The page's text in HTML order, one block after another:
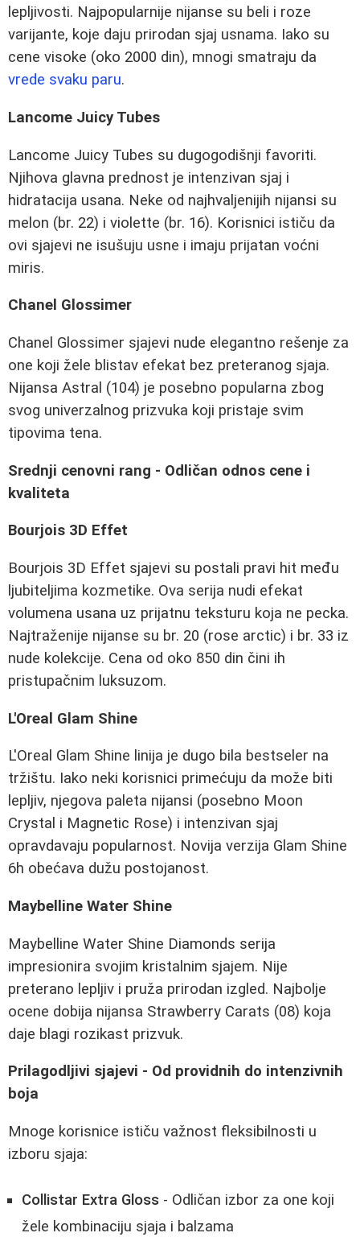
lepljivosti. Najpopularnije nijanse su beli i roze
varijante, koje daju prirodan sjaj usnama. Iako su
cene visoke (oko 2000 din), mnogi smatraju da
vrede svaku paru.
Lancome Juicy Tubes
Lancome Juicy Tubes su dugogodišnji favoriti.
Njihova glavna prednost je intenzivan sjaj i
hidratacija usana. Neke od najhvaljenijih nijansi su
melon (br. 22) i violette (br. 16). Korisnici ističu da
ovi sjajevi ne isušuju usne i imaju prijatan voćni
miris.
Chanel Glossimer
Chanel Glossimer sjajevi nude elegantno rešenje za
one koji žele blistav efekat bez preteranog sjaja.
Nijansa Astral (104) je posebno popularna zbog
svog univerzalnog prizvuka koji pristaje svim
tipovima tena.
Srednji cenovni rang - Odličan odnos cene i
kvaliteta
Bourjois 3D Effet
Bourjois 3D Effet sjajevi su postali pravi hit među
ljubiteljima kozmetike. Ova serija nudi efekat
volumena usana uz prijatnu teksturu koja ne pecka.
Najtraženije nijanse su br. 20 (rose arctic) i br. 33 iz
nude kolekcije. Cena od oko 850 din čini ih
pristupačnim luksuzom.
L'Oreal Glam Shine
L'Oreal Glam Shine linija je dugo bila bestseler na
tržištu. Iako neki korisnici primećuju da može biti
lepljiv, njegova paleta nijansi (posebno Moon
Crystal i Magnetic Rose) i intenzivan sjaj
opravdavaju popularnost. Novija verzija Glam Shine
6h obećava dužu postojanost.
Maybelline Water Shine
Maybelline Water Shine Diamonds serija
impresionira svojim kristalnim sjajem. Nije
preterano lepljiv i pruža prirodan izgled. Najbolje
ocene dobija nijansa Strawberry Carats (08) koja
daje blagi rozikast prizvuk.
Prilagodljivi sjajevi - Od providnih do intenzivnih
boja
Mnoge korisnice ističu važnost fleksibilnosti u
izboru sjaja:
Collistar Extra Gloss - Odličan izbor za one koji
žele kombinaciju sjaja i balzama